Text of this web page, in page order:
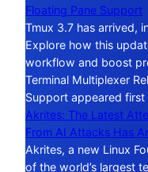
Floating Pane Support
Tmux 3.7 has arrived,
Explore how this
workflow and boost
Terminal Multiplexer
Support appeared first
Akrites: The Latest
From AI Attacks Has
Akrites, a new Linux
of the world’s largest